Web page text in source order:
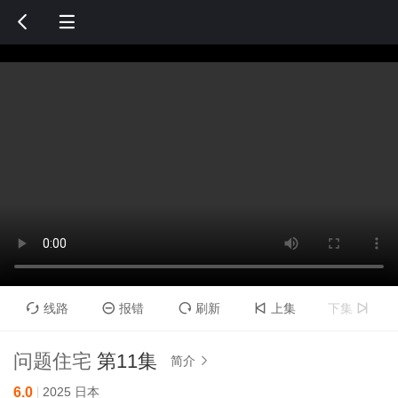
 
 线路  报错  刷新  上集 下集 
问题住宅 第11集 简介 
6.0 2025 日本